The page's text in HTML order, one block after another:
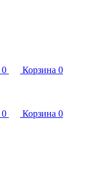
0 Корзина 0
0 Корзина 0